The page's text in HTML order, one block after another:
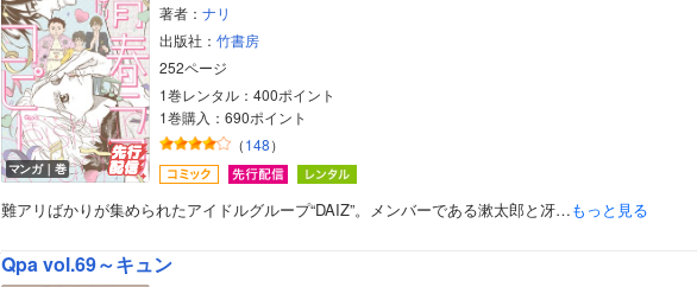
マンガ｜巻
著者： ナリ
出版社： 竹書房
252ページ
1巻レンタル：400ポイント
1巻購入：690ポイント
（148）
難アリばかりが集められたアイドルグループ“DAIZ”。メンバーである漱太郎と冴…もっと見る
Qpa vol.69～キュン